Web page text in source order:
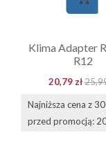
Klima Adapter
R12
20,79 zł
Najniższa cena z
przed promocją: